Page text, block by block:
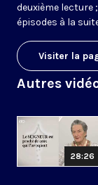
deuxième lecture
épisodes à la
Visiter la
Autres
28:26